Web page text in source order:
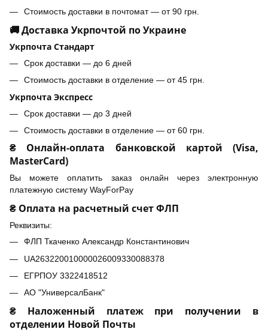
Стоимость доставки в почтомат — от 90 грн.
🚚 Доставка Укрпочтой по Украине
Укрпочта Стандарт
Срок доставки — до 6 дней
Стоимость доставки в отделение — от 45 грн.
Укрпочта Экспресс
Срок доставки — до 3 дней
Стоимость доставки в отделение — от 60 грн.
₴ Онлайн-оплата банковской картой (Visa,
MasterCard)
Вы можете оплатить заказ онлайн через электронную
платежную систему WayForPay
₴ Оплата на расчетный счет ФЛП
Реквизиты:
ФЛП Ткаченко Александр Константинович
UA263220010000026009330088378
ЕГРПОУ 3322418512
АО "УниверсалБанк"
₴ Наложенный платеж при получении в
отделении Новой Почты